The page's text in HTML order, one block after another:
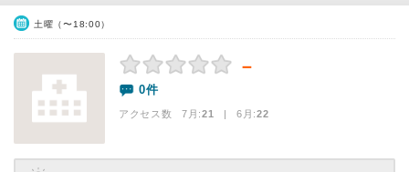
土曜（〜18:00）
－
0件
アクセス数 7月:21 | 6月:22